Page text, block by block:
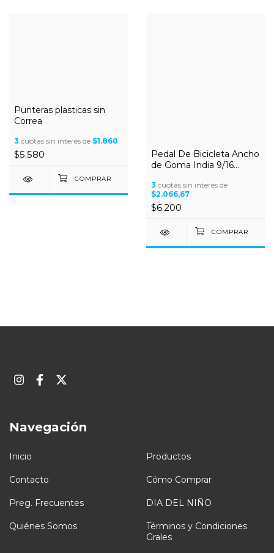
Punteras plasticas sin
Correa
3 cuotas sin interés de $1.860
$5.580
Pedal De Bicicleta Ancho
de Goma India 9/16
3 cuotas sin interés de
$2.066,67
$6.200
Navegación
Inicio Productos
Contacto Cómo Comprar
Preg. Frecuentes DIA DEL NIÑO
Quiénes Somos
Términos y Condiciones
Grales